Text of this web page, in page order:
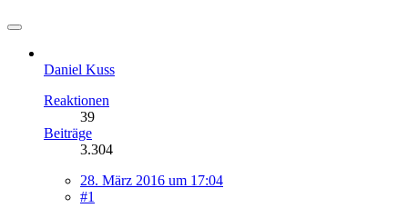
Daniel Kuss
Reaktionen
39
Beiträge
3.304
28. März 2016 um 17:04
#1